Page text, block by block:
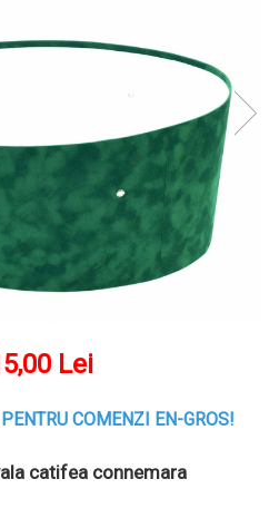
Lei
COMENZI EN-GROS!
catifea connemara